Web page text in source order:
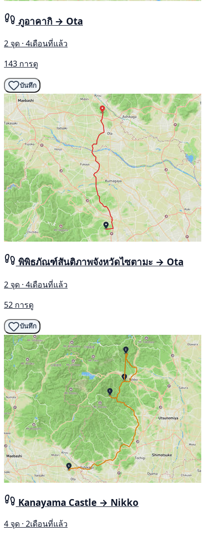
ภูอาคากิ → Ota
2 จุด · 4เดือนที่แล้ว
143 การดู
บันทึก
พิพิธภัณฑ์สันติภาพจังหวัดไซตามะ → Ota
2 จุด · 4เดือนที่แล้ว
52 การดู
บันทึก
Kanayama Castle → Nikko
4 จุด · 2เดือนที่แล้ว